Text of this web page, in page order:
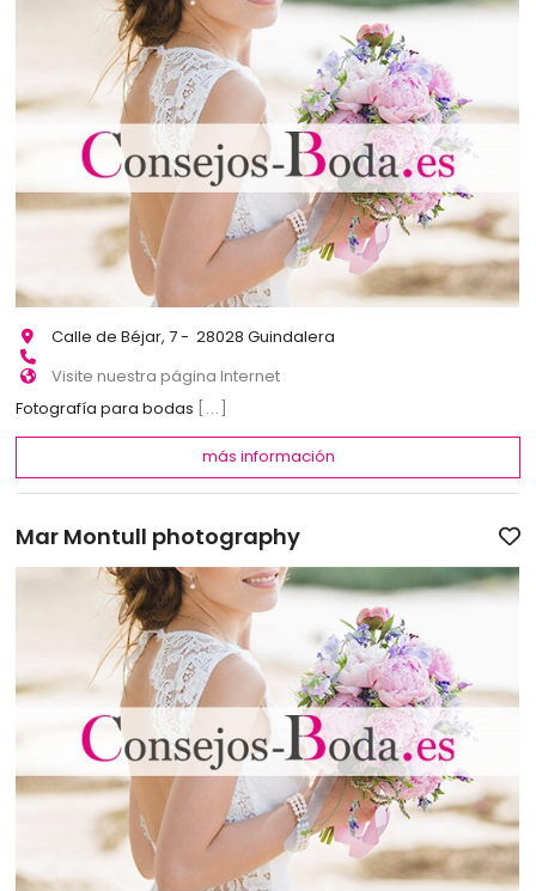
Calle de Béjar, 7 - 28028 Guindalera
Visite nuestra página Internet
Fotografía para bodas [...]
más información
Mar Montull photography